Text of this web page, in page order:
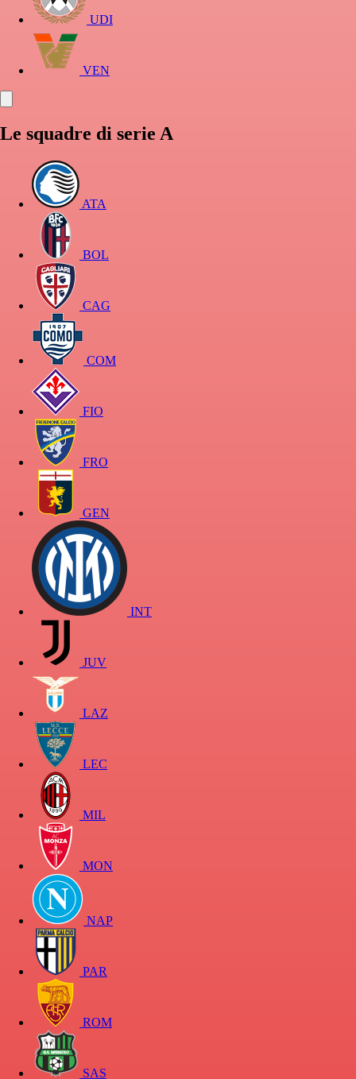
UDI
VEN
Le squadre di serie A
ATA
BOL
CAG
COM
FIO
FRO
GEN
INT
JUV
LAZ
LEC
MIL
MON
NAP
PAR
ROM
SAS